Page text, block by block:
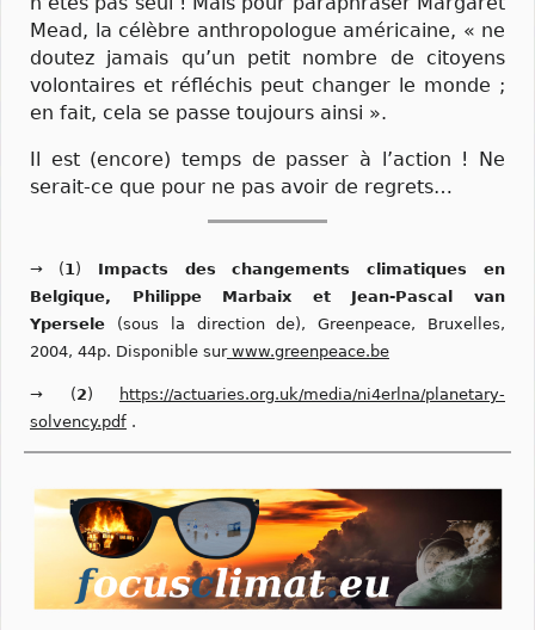
Mead, la célèbre anthropologue américaine, « ne
doutez jamais qu’un petit nombre de citoyens
volontaires et réfléchis peut changer le monde ;
en fait, cela se passe toujours ainsi ».
Il est (encore) temps de passer à l’action ! Ne
serait-ce que pour ne pas avoir de regrets…
→ (1 ) Impacts des changements climatiques en
Belgique, Philippe Marbaix et Jean-Pascal van
Ypersele (sous la direction de), Greenpeace, Bruxelles,
2004, 44p. Disponible surwww.greenpeace.be
→ (2)
https://actuaries.org.uk/media/ni4erlna/planetary-
solvency.pdf .